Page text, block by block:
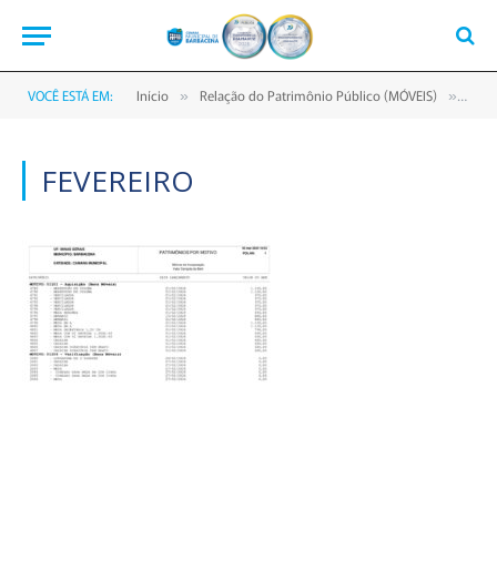
VOCÊ ESTÁ EM: Início » Relação do Patrimônio Público (MÓVEIS) »
FEVEREIRO